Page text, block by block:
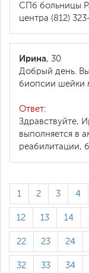
СПб больницы
центра (812)
Ирина, 30
Добрый день.
биопсии шейки
Ответ:
Здравствуйте,
выполняется в
реабилитации,
1 2 3 4
12 13 14
22 23 24
32 33 34